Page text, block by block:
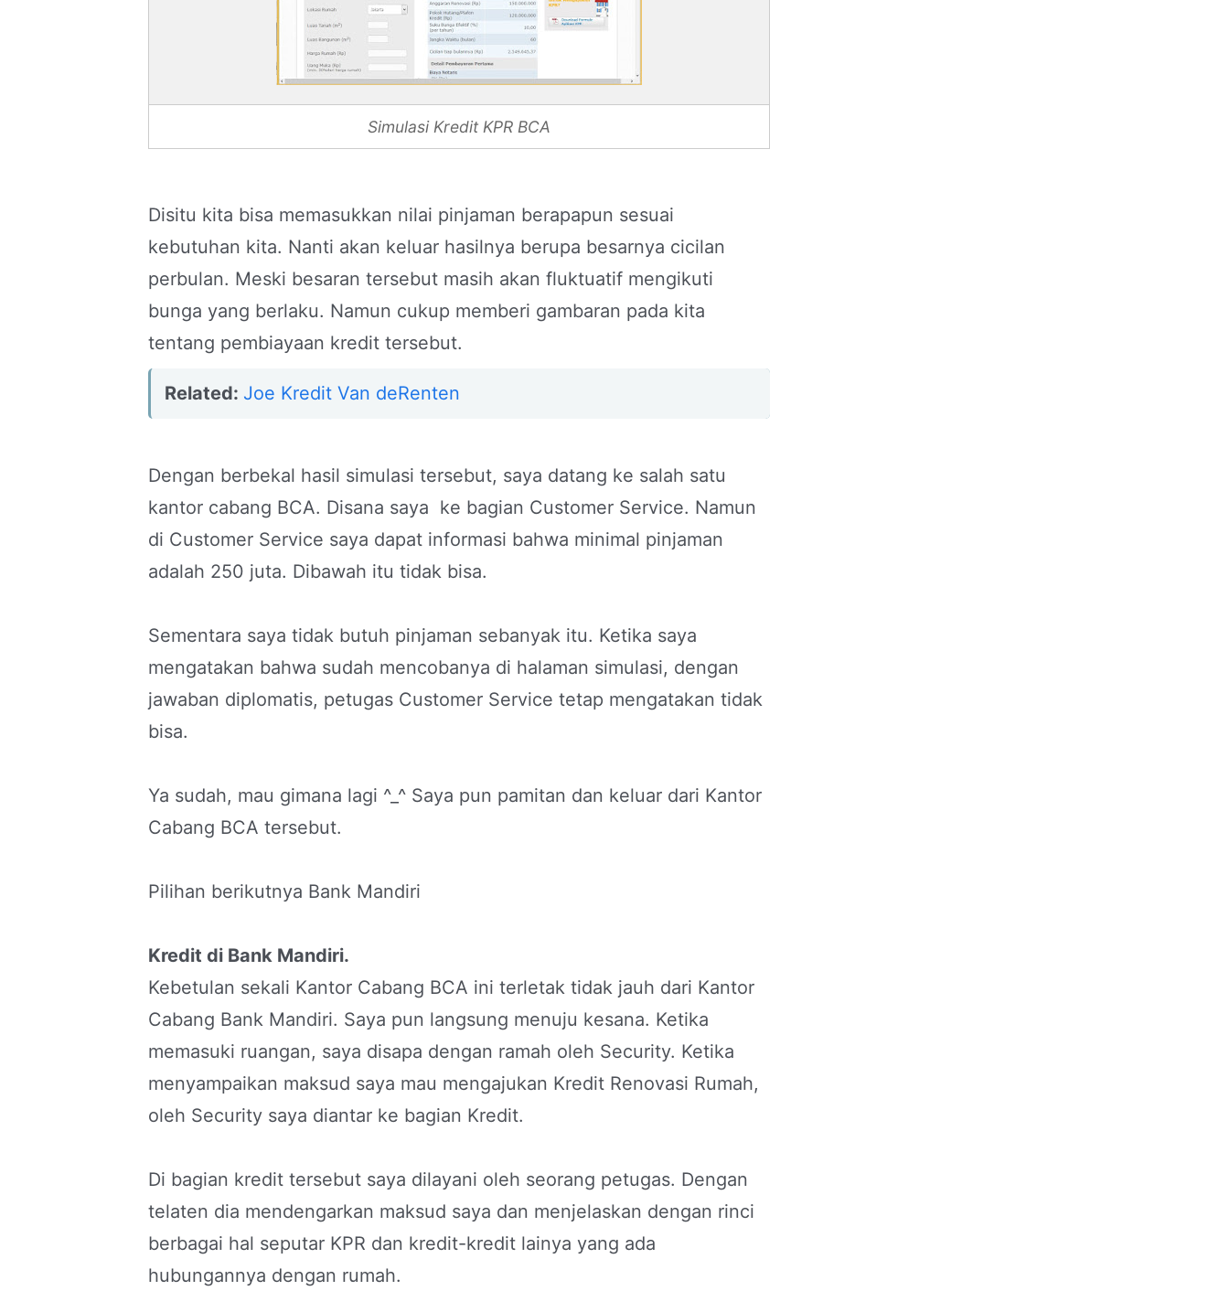
Simulasi Kredit KPR BCA
Disitu kita bisa memasukkan nilai pinjaman berapapun sesuai
kebutuhan kita. Nanti akan keluar hasilnya berupa besarnya cicilan
perbulan. Meski besaran tersebut masih akan fluktuatif mengikuti
bunga yang berlaku. Namun cukup memberi gambaran pada kita
tentang pembiayaan kredit tersebut.
Related: Joe Kredit Van deRenten
Dengan berbekal hasil simulasi tersebut, saya datang ke salah satu
kantor cabang BCA. Disana saya ke bagian Customer Service. Namun
di Customer Service saya dapat informasi bahwa minimal pinjaman
adalah 250 juta. Dibawah itu tidak bisa.
Sementara saya tidak butuh pinjaman sebanyak itu. Ketika saya
mengatakan bahwa sudah mencobanya di halaman simulasi, dengan
jawaban diplomatis, petugas Customer Service tetap mengatakan tidak
bisa.
Ya sudah, mau gimana lagi ^_^ Saya pun pamitan dan keluar dari Kantor
Cabang BCA tersebut.
Pilihan berikutnya Bank Mandiri
Kredit di Bank Mandiri.
Kebetulan sekali Kantor Cabang BCA ini terletak tidak jauh dari Kantor
Cabang Bank Mandiri. Saya pun langsung menuju kesana. Ketika
memasuki ruangan, saya disapa dengan ramah oleh Security. Ketika
menyampaikan maksud saya mau mengajukan Kredit Renovasi Rumah,
oleh Security saya diantar ke bagian Kredit.
Di bagian kredit tersebut saya dilayani oleh seorang petugas. Dengan
telaten dia mendengarkan maksud saya dan menjelaskan dengan rinci
berbagai hal seputar KPR dan kredit-kredit lainya yang ada
hubungannya dengan rumah.